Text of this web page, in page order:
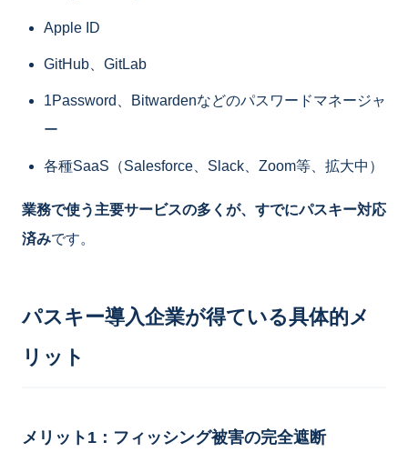
Apple ID
GitHub、GitLab
1Password、Bitwardenなどのパスワードマネージャ
ー
各種SaaS（Salesforce、Slack、Zoom等、拡大中）
業務で使う主要サービスの多くが、すでにパスキー対応
済みです。
パスキー導入企業が得ている具体的メ
リット
メリット1：フィッシング被害の完全遮断